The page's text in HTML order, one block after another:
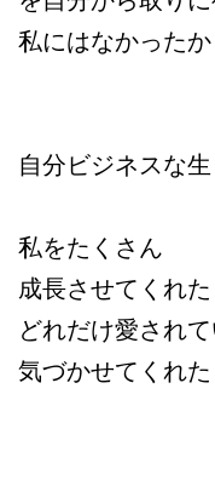
私にはなかったか
自分ビジネスな
私をたくさん
成長させてくれた
どれだけ愛され
気づかせてくれた